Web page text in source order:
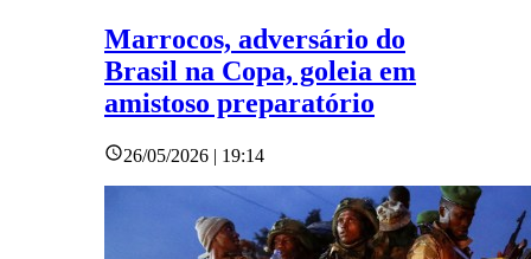
Marrocos, adversário do
Brasil na Copa, goleia em
amistoso preparatório
26/05/2026 | 19:14